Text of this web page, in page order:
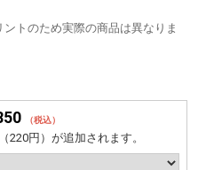
トのため実際の商品は異なりま
（税込）
円）が追加されます。